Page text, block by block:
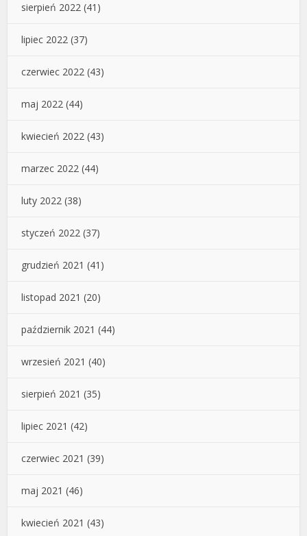
sierpień 2022 (41)
lipiec 2022 (37)
czerwiec 2022 (43)
maj 2022 (44)
kwiecień 2022 (43)
marzec 2022 (44)
luty 2022 (38)
styczeń 2022 (37)
grudzień 2021 (41)
listopad 2021 (20)
październik 2021 (44)
wrzesień 2021 (40)
sierpień 2021 (35)
lipiec 2021 (42)
czerwiec 2021 (39)
maj 2021 (46)
kwiecień 2021 (43)